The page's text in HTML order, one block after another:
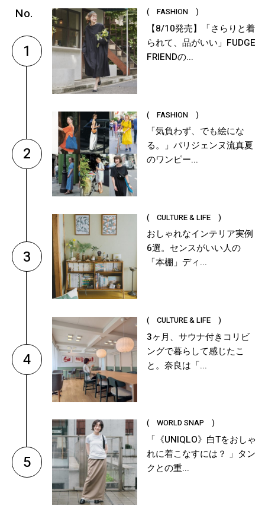
1
( FASHION )
【8/10発売】「さらりと着
られて、品がいい」FUDGE
FRIENDの...
2
( FASHION )
「気負わず、でも絵にな
る。」パリジェンヌ流真夏
のワンピー...
3
( CULTURE & LIFE )
おしゃれなインテリア実例
6選。センスがいい人の
「本棚」ディ...
4
( CULTURE & LIFE )
3ヶ月、サウナ付きコリビ
ングで暮らして感じたこ
と。奈良は「...
5
( WORLD SNAP )
「《UNIQLO》白Tをおしゃ
れに着こなすには？ 」タン
クとの重...